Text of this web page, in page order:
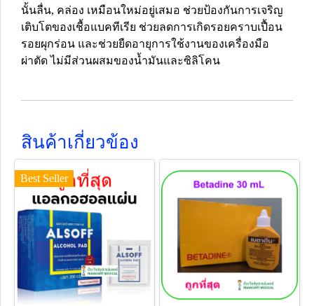
นั้นลื่น, คล่อง เหมือนใหม่อยู่เสมอ ช่วยป้องกันการเจริญ
เติบโตของเชื้อแบคทีเรีย ช่วยลดการเกิดรอยคราบเปื้อน
รอยผุกร่อน และช่วยยืดอายุการใช้งานของเครื่องมือ
ผ่าตัด ไม่มีส่วนผสมของน้ำมันและซิลิโคน
สินค้าเกี่ยวข้อง
Best Seller